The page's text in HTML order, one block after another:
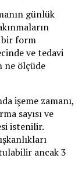
günlük
bir form
ve tedavi
ölçüde
işeme zamanı,
sayısı ve
istenilir.
ancak 3